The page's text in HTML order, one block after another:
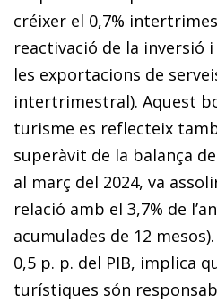
créixer el 0,7%
reactivació de la inversió
les exportacions de
intertrimestral). Aquest
turisme es reflecteix
superàvit de la balança
al març del 2024, va
relació amb el 3,7% de
acumulades de 12
0,5 p. p. del PIB, implica
turístiques són